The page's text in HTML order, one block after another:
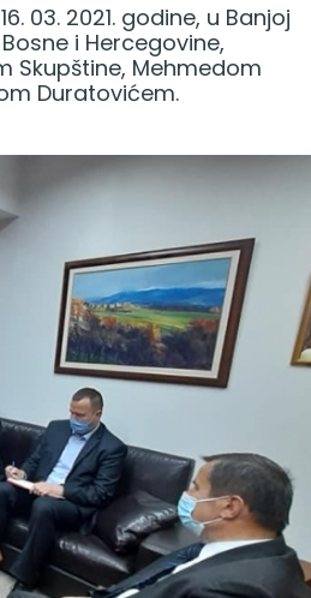
03. 2021. godine, u Banjoj
i Hercegovine,
Skupštine, Mehmedom
Duratovićem.